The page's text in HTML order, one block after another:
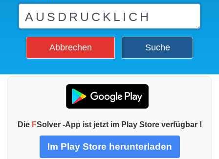
Abbrechen Suche
Die FSolver -App ist jetzt im Play Store verfügbar !
Im Play Store herunterladen